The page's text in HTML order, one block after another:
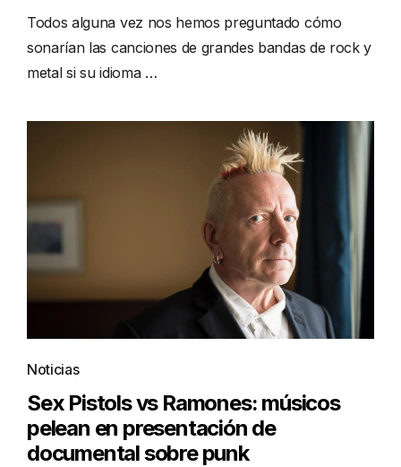
Todos alguna vez nos hemos preguntado cómo
sonarían las canciones de grandes bandas de rock y
metal si su idioma …
Noticias
Sex Pistols vs Ramones: músicos
pelean en presentación de
documental sobre punk